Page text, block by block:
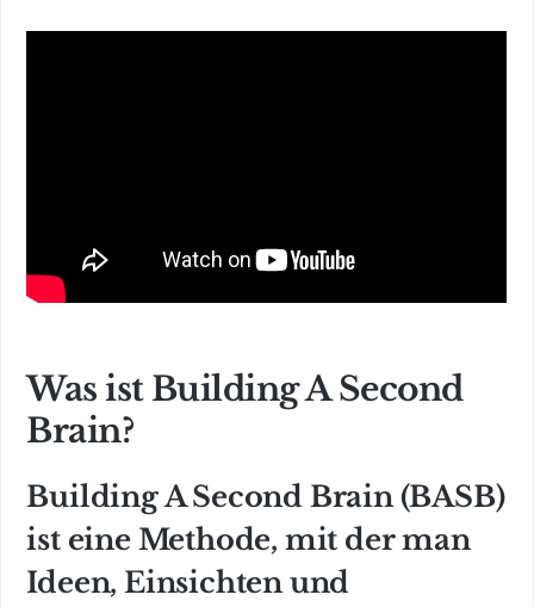
Was ist Building A Second
Brain?
Building A Second Brain (BASB)
ist eine Methode, mit der man
Ideen, Einsichten und